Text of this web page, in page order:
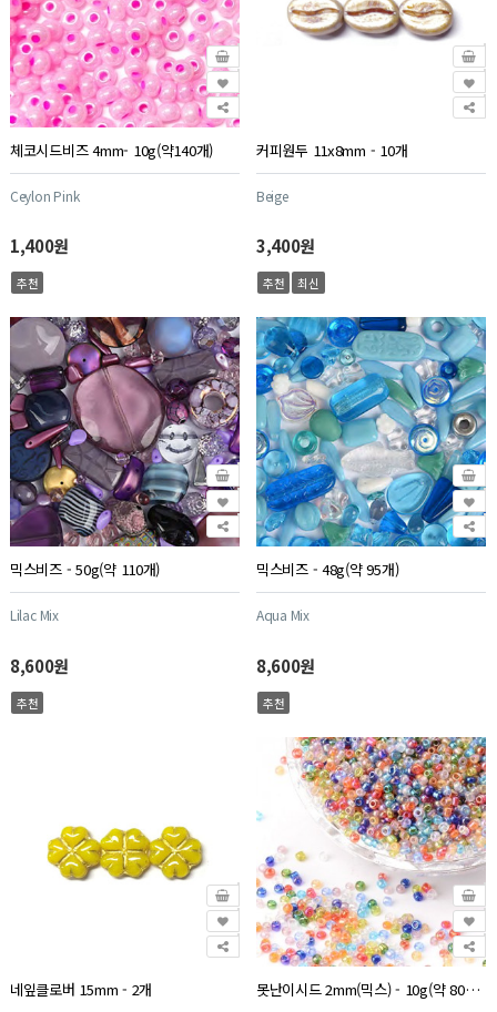
체코시드비즈 4mm- 10g(약140개)
Ceylon Pink
1,400원
추천
커피원두 11x8mm - 10개
Beige
3,400원
추천 최신
믹스비즈 - 50g(약 110개)
Lilac Mix
8,600원
추천
믹스비즈 - 48g(약 95개)
Aqua Mix
8,600원
추천
네잎클로버 15mm - 2개 못난이시드 2mm(믹스) - 10g(약 800개)